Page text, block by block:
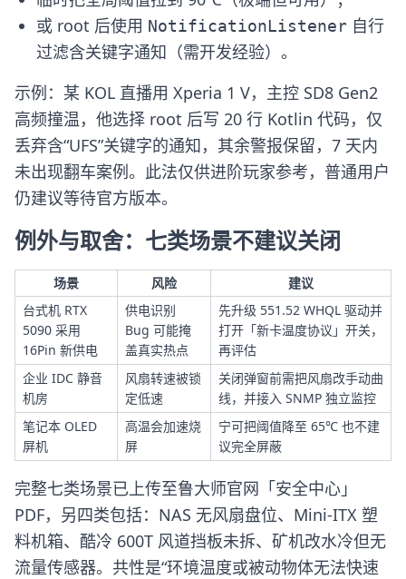
或 root 后使用 NotificationListener 自行
过滤含关键字通知（需开发经验）。
示例：某 KOL 直播用 Xperia 1 V，主控 SD8 Gen2
高频撞温，他选择 root 后写 20 行 Kotlin 代码，仅
丢弃含“UFS”关键字的通知，其余警报保留，7 天内
未出现翻车案例。此法仅供进阶玩家参考，普通用户
仍建议等待官方版本。
例外与取舍：七类场景不建议关闭
场景 风险
建议
台式机 RTX
5090 采用
16Pin 新供电
供电识别
Bug 可能掩
盖真实热点
先升级 551.52 WHQL 驱动并
打开「新卡温度协议」开关，
再评估
企业 IDC 静音
机房
风扇转速被锁
定低速
关闭弹窗前需把风扇改手动曲
线，并接入 SNMP 独立监控
笔记本 OLED
屏机
高温会加速烧
屏
宁可把阈值降至 65℃ 也不建
议完全屏蔽
完整七类场景已上传至鲁大师官网「安全中心」
PDF，另四类包括：NAS 无风扇盘位、Mini-ITX 塑
料机箱、酷冷 600T 风道挡板未拆、矿机改水冷但无
流量传感器。共性是“环境温度或被动物体无法快速